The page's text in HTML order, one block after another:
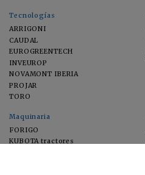
Tecnologías
ARRIGONI
CAUDAL
EUROGREENTECH
INVEUROP
NOVAMONT IBERIA
PROJAR
TORO
Maquinaria
FORIGO
KUBOTA tractores